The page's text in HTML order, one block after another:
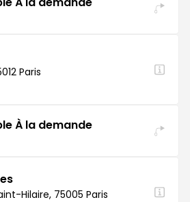
Paris
À la demande
Hilaire, 75005 Paris